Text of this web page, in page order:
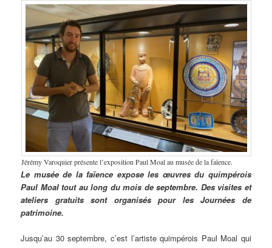
Jérémy Varoquier présente l’exposition Paul Moal au musée de la faïence.
Le musée de la faïence expose les œuvres du quimpérois
Paul Moal tout au long du mois de septembre. Des visites et
ateliers gratuits sont organisés pour les Journées de
patrimoine.
Jusqu’au 30 septembre, c’est l’artiste quimpérois Paul Moal qui